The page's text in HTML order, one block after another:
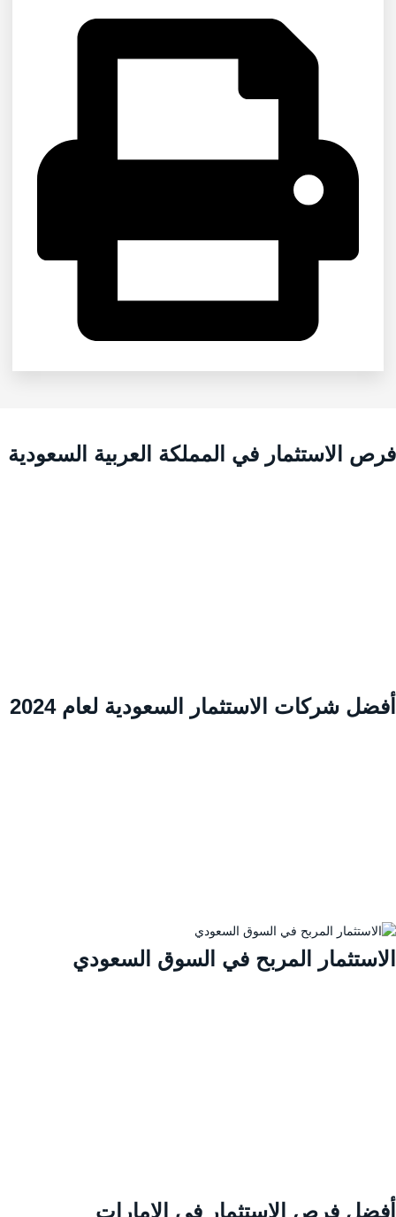
الاستثمار في المملكة العربية السعودية
شركات الاستثمار السعودية لعام 2024
المربح في السوق السعودي
فرص الاستثمار في الإمارات